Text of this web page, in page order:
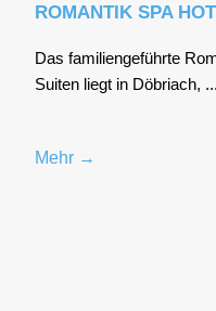
ROMANTIK SPA
Das fami­li­en­ge­führ­te
Sui­ten liegt in Döbriach, ...
Mehr →